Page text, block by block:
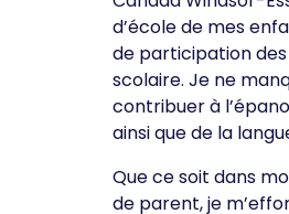
d’école de mes
de participation
scolaire. Je ne
contribuer à
ainsi que de la
Que ce soit dans
de parent, je